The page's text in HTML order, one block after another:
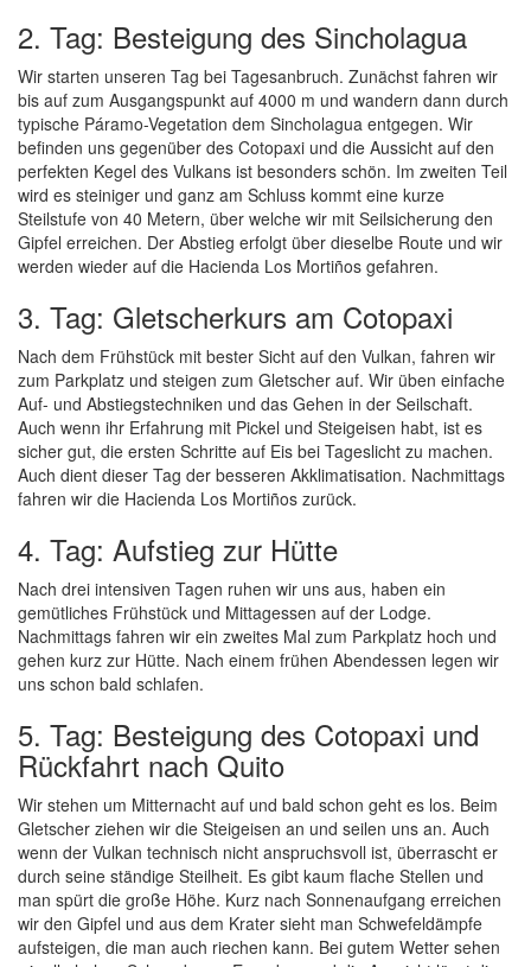
2. Tag: Besteigung des Sincholagua
Wir starten unseren Tag bei Tagesanbruch. Zunächst fahren wir
bis auf zum Ausgangspunkt auf 4000 m und wandern dann durch
typische Páramo-Vegetation dem Sincholagua entgegen. Wir
befinden uns gegenüber des Cotopaxi und die Aussicht auf den
perfekten Kegel des Vulkans ist besonders schön. Im zweiten Teil
wird es steiniger und ganz am Schluss kommt eine kurze
Steilstufe von 40 Metern, über welche wir mit Seilsicherung den
Gipfel erreichen. Der Abstieg erfolgt über dieselbe Route und wir
werden wieder auf die Hacienda Los Mortiños gefahren.
3. Tag: Gletscherkurs am Cotopaxi
Nach dem Frühstück mit bester Sicht auf den Vulkan, fahren wir
zum Parkplatz und steigen zum Gletscher auf. Wir üben einfache
Auf- und Abstiegstechniken und das Gehen in der Seilschaft.
Auch wenn ihr Erfahrung mit Pickel und Steigeisen habt, ist es
sicher gut, die ersten Schritte auf Eis bei Tageslicht zu machen.
Auch dient dieser Tag der besseren Akklimatisation. Nachmittags
fahren wir die Hacienda Los Mortiños zurück.
4. Tag: Aufstieg zur Hütte
Nach drei intensiven Tagen ruhen wir uns aus, haben ein
gemütliches Frühstück und Mittagessen auf der Lodge.
Nachmittags fahren wir ein zweites Mal zum Parkplatz hoch und
gehen kurz zur Hütte. Nach einem frühen Abendessen legen wir
uns schon bald schlafen.
5. Tag: Besteigung des Cotopaxi und
Rückfahrt nach Quito
Wir stehen um Mitternacht auf und bald schon geht es los. Beim
Gletscher ziehen wir die Steigeisen an und seilen uns an. Auch
wenn der Vulkan technisch nicht anspruchsvoll ist, überrascht er
durch seine ständige Steilheit. Es gibt kaum flache Stellen und
man spürt die große Höhe. Kurz nach Sonnenaufgang erreichen
wir den Gipfel und aus dem Krater sieht man Schwefeldämpfe
aufsteigen, die man auch riechen kann. Bei gutem Wetter sehen